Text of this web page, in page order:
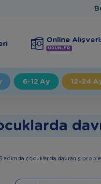
Online
ÜRÜNLER
6-12 Ay 12-24
adımda çocuklarda davranış